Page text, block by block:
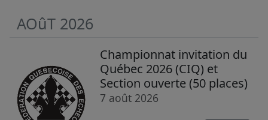
AOûT 2026
Championnat invitation du
Québec 2026 (CIQ) et
Section ouverte (50 places)
7 août 2026